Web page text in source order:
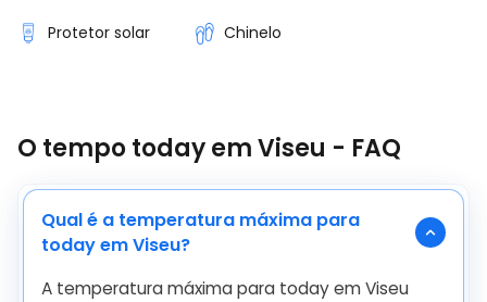
Protetor solar Chinelo
O tempo today em Viseu - FAQ
Qual é a temperatura máxima para
today em Viseu?
A temperatura máxima para today em Viseu